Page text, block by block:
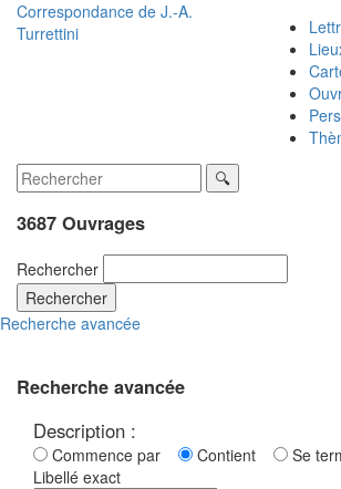
Correspondance de J.-A.
Turrettini
3687 Ouvrages
Rechercher
Rechercher
Recherche avancée
Recherche avancée
Description :
Commence par Contient
Se
Libellé exact